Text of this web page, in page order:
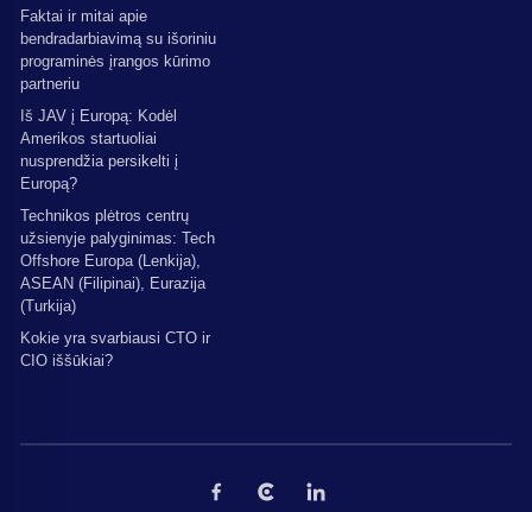
Faktai ir mitai apie
bendradarbiavimą su išoriniu
programinės įrangos kūrimo
partneriu
Iš JAV į Europą: Kodėl
Amerikos startuoliai
nusprendžia persikelti į
Europą?
Technikos plėtros centrų
užsienyje palyginimas: Tech
Offshore Europa (Lenkija),
ASEAN (Filipinai), Eurazija
(Turkija)
Kokie yra svarbiausi CTO ir
CIO iššūkiai?